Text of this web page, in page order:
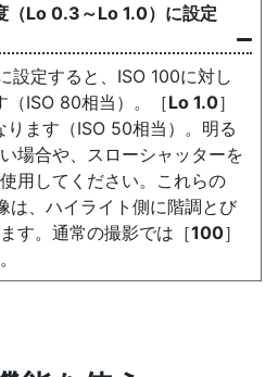
（Lo 0.3～Lo 1.0）に設定
設定すると、ISO 100に対し
（ISO 80相当）。［Lo 1.0］
ります（ISO 50相当）。明る
場合や、スローシャッターを
用してください。これらの
は、ハイライト側に階調とび
す。通常の撮影では［100］